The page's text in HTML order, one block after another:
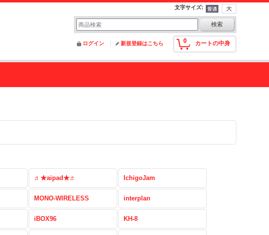
文字サイズ:
0 カートの中身
ログイン 新規登録はこちら
♬★aipad★♬ IchigoJam
MONO-WIRELESS interplan
iBOX96 KH-8